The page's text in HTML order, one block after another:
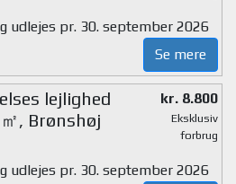
udlejes pr. 30. september 2026
Se mere
lejlighed
, Brønshøj
kr. 8.800
Eksklusiv
forbrug
udlejes pr. 30. september 2026